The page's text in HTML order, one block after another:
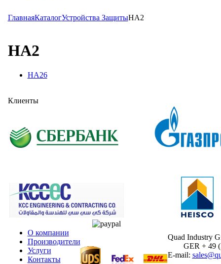
ГлавнаяКаталогУстройства ЗащитыHA2
HA2
HA26
Клиенты
О компании
Производители
Услуги
Контакты
Quad Industry
GER + 49
E-mail: